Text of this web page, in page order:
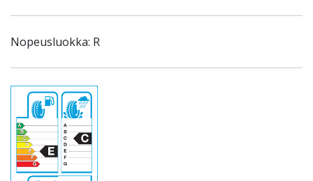
Nopeusluokka: R